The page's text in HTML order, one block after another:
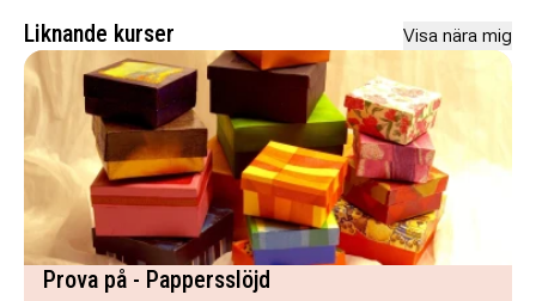
Liknande kurser Visa nära mig
Prova på - Pappersslöjd